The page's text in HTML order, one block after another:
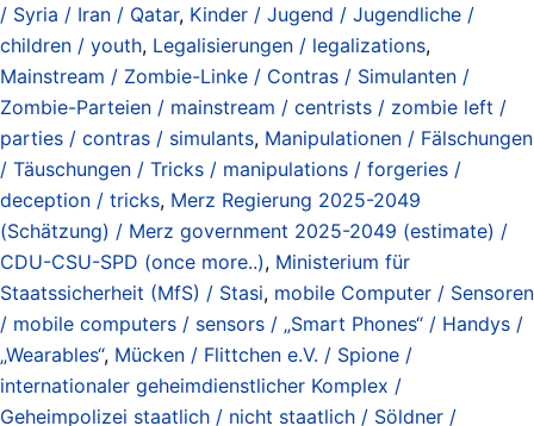
/ Syria / Iran / Qatar, Kinder / Jugend / Jugendliche /
children / youth, Legalisierungen / legalizations,
Mainstream / Zombie-Linke / Contras / Simulanten /
Zombie-Parteien / mainstream / centrists / zombie left /
parties / contras / simulants, Manipulationen / Fälschungen
/ Täuschungen / Tricks / manipulations / forgeries /
deception / tricks, Merz Regierung 2025-2049
(Schätzung) / Merz government 2025-2049 (estimate) /
CDU-CSU-SPD (once more..), Ministerium für
Staatssicherheit (MfS) / Stasi, mobile Computer / Sensoren
/ mobile computers / sensors / „Smart Phones“ / Handys /
„Wearables“, Mücken / Flittchen e.V. / Spione /
internationaler geheimdienstlicher Komplex /
Geheimpolizei staatlich / nicht staatlich / Söldner /